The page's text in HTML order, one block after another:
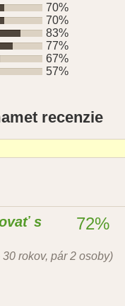
70%
70%
83%
77%
67%
57%
recenzie
s
30 rokov, pár 2 osoby)
72%